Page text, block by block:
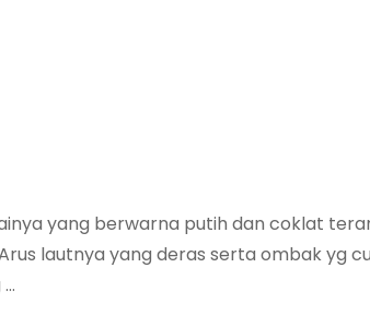
yang berwarna putih dan coklat
lautnya yang deras serta ombak yg